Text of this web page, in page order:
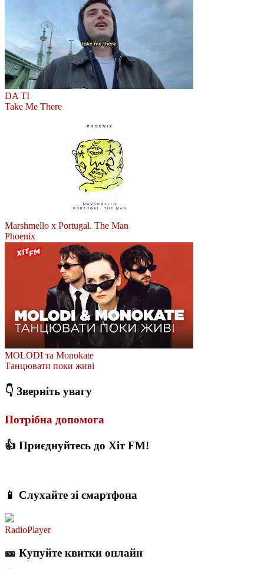
DA TI
Take Me There
Marshmello x Portugal. The Man
Phoenix
MOLODI та Monokate
Танцювати поки живі
👇 Зверніть увагу
Потрібна допомога
👍 Приєднуйтесь до Хіт FM!
📱 Слухайте зі смартфона
RadioPlayer
🎫 Купуйте квитки онлайн